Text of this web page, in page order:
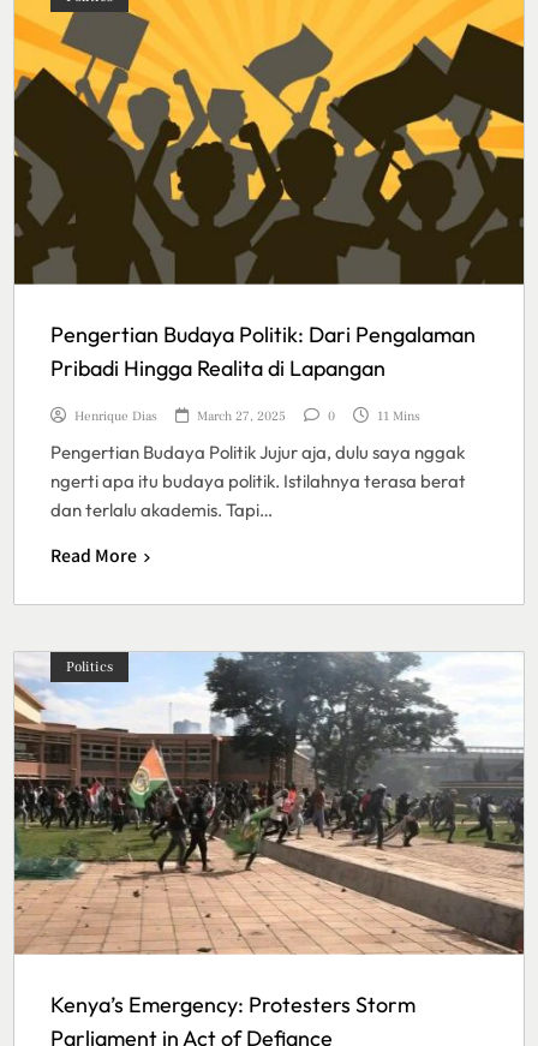
Pengertian Budaya Politik: Dari Pengalaman
Pribadi Hingga Realita di Lapangan
Henrique Dias March 27, 2025 0 11 Mins
Pengertian Budaya Politik Jujur aja, dulu saya nggak
ngerti apa itu budaya politik. Istilahnya terasa berat
dan terlalu akademis. Tapi…
Read More
Politics
Kenya’s Emergency: Protesters Storm
Parliament in Act of Defiance